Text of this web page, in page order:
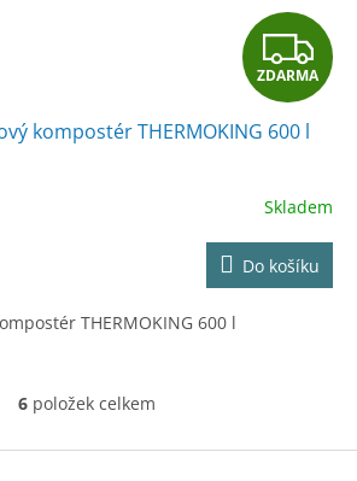
Z
D
R
M
A
ZDARMA
kompostér THERMOKING 600 l
Skladem
Do košíku
THERMOKING 600 l
O
l
6 položek celkem